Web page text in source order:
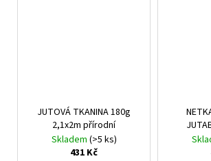
JUTOVÁ TKANINA 180g
2,1x2m přírodní
Skladem (>5 ks)
431 Kč